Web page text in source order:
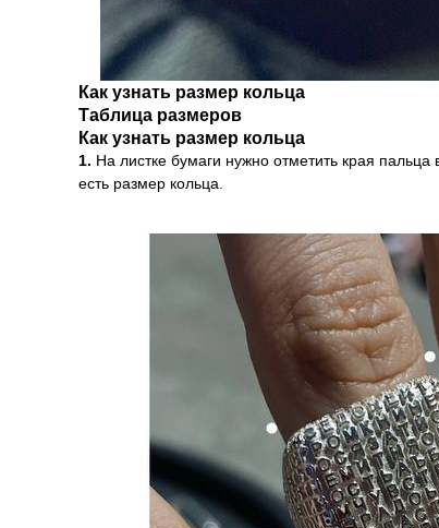
Как узнать размер кольца
Таблица размеров
Как узнать размер кольца
1. На листке бумаги нужно отметить края
есть размер кольца.